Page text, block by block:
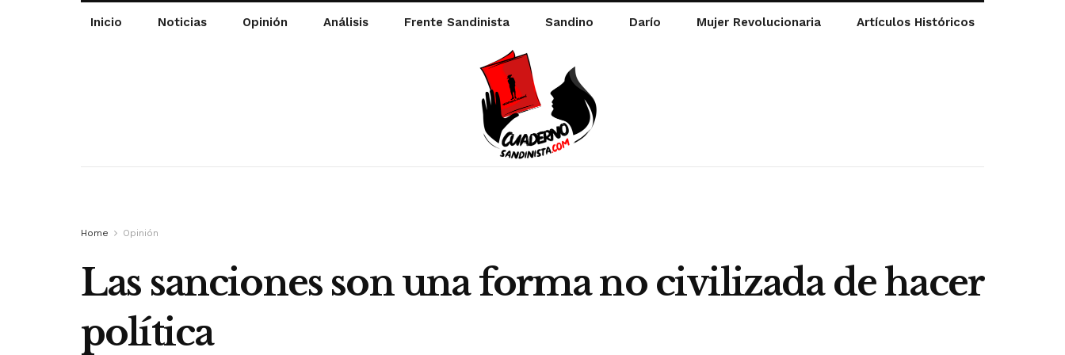
Inicio Noticias Opinión Análisis Frente Sandinista Sandino Darío Mujer Revolucionaria Artículos Históricos
Home Opinión
Las sanciones son una forma no civilizada de hacer
política